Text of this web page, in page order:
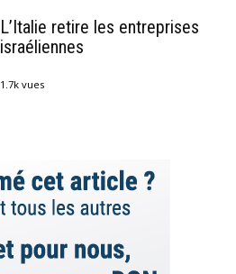
L’Italie retire les entreprises
israéliennes
1.7k vues